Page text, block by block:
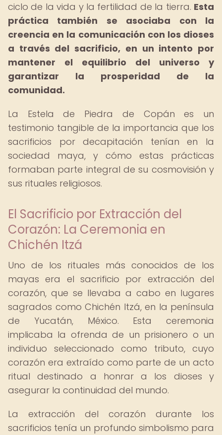
ciclo de la vida y la fertilidad de la tierra. Esta
práctica también se asociaba con la
creencia en la comunicación con los dioses
a través del sacrificio, en un intento por
mantener el equilibrio del universo y
garantizar la prosperidad de la
comunidad.
La Estela de Piedra de Copán es un
testimonio tangible de la importancia que los
sacrificios por decapitación tenían en la
sociedad maya, y cómo estas prácticas
formaban parte integral de su cosmovisión y
sus rituales religiosos.
El Sacrificio por Extracción del
Corazón: La Ceremonia en
Chichén Itzá
Uno de los rituales más conocidos de los
mayas era el sacrificio por extracción del
corazón, que se llevaba a cabo en lugares
sagrados como Chichén Itzá, en la península
de Yucatán, México. Esta ceremonia
implicaba la ofrenda de un prisionero o un
individuo seleccionado como tributo, cuyo
corazón era extraído como parte de un acto
ritual destinado a honrar a los dioses y
asegurar la continuidad del mundo.
La extracción del corazón durante los
sacrificios tenía un profundo simbolismo para